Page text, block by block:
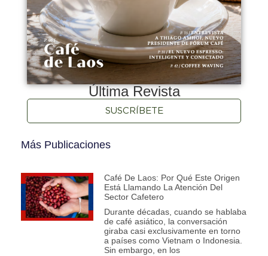
Última Revista
SUSCRÍBETE
Más Publicaciones
Café De Laos: Por Qué Este Origen
Está Llamando La Atención Del
Sector Cafetero
Durante décadas, cuando se hablaba
de café asiático, la conversación
giraba casi exclusivamente en torno
a países como Vietnam o Indonesia.
Sin embargo, en los